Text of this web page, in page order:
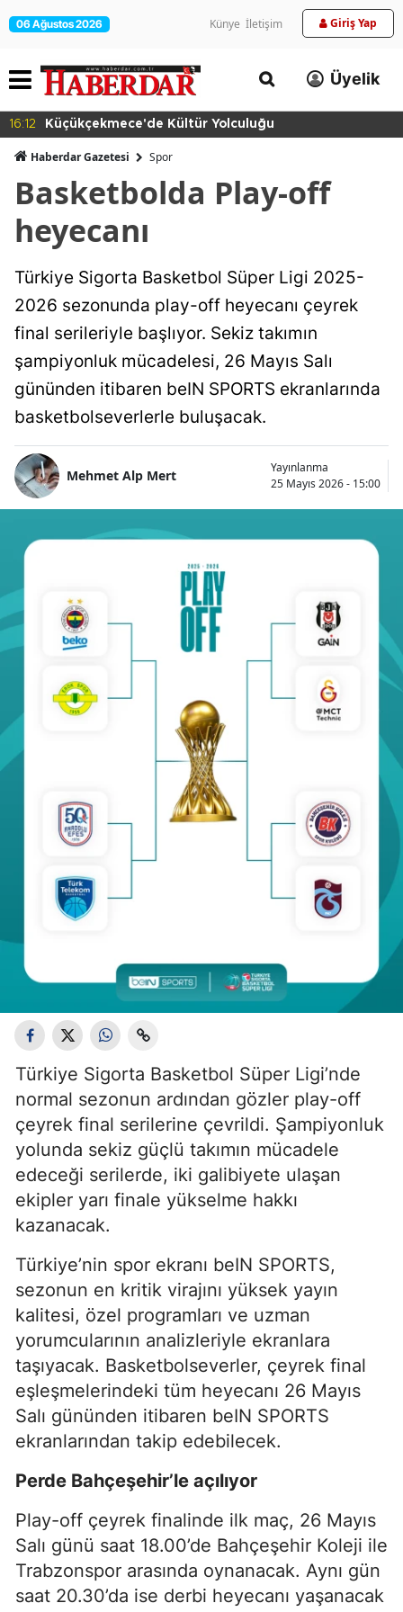
06 Ağustos 2026 Künye İletişim Giriş Yap
Üyelik
16:12 Küçükçekmece'de Kültür Yolculuğu
Haberdar Gazetesi Spor
Basketbolda Play-off
heyecanı
Türkiye Sigorta Basketbol Süper Ligi 2025-
2026 sezonunda play-off heyecanı çeyrek
final serileriyle başlıyor. Sekiz takımın
şampiyonluk mücadelesi, 26 Mayıs Salı
gününden itibaren beIN SPORTS ekranlarında
basketbolseverlerle buluşacak.
Mehmet Alp Mert
Yayınlanma
25 Mayıs 2026 - 15:00
Türkiye Sigorta Basketbol Süper Ligi’nde
normal sezonun ardından gözler play-off
çeyrek final serilerine çevrildi. Şampiyonluk
yolunda sekiz güçlü takımın mücadele
edeceği serilerde, iki galibiyete ulaşan
ekipler yarı finale yükselme hakkı
kazanacak.
Türkiye’nin spor ekranı beIN SPORTS,
sezonun en kritik virajını yüksek yayın
kalitesi, özel programları ve uzman
yorumcularının analizleriyle ekranlara
taşıyacak. Basketbolseverler, çeyrek final
eşleşmelerindeki tüm heyecanı 26 Mayıs
Salı gününden itibaren beIN SPORTS
ekranlarından takip edebilecek.
Perde Bahçeşehir’le açılıyor
Play-off çeyrek finalinde ilk maç, 26 Mayıs
Salı günü saat 18.00’de Bahçeşehir Koleji ile
Trabzonspor arasında oynanacak. Aynı gün
saat 20.30’da ise derbi heyecanı yaşanacak